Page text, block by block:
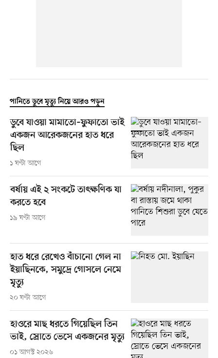
পানিতে ডুবে মৃত্যু নিয়ে আরও পড়ুন
ডুবে যাওয়া মামাতো–ফুফাতো ভাই
একজন আরেকজনের হাত ধরে
ছিল
১ ঘণ্টা আগে
বর্ষায় এই ২ সংকটে তাৎক্ষণিক যা
করতে হবে
১৯ ঘণ্টা আগে
হাত ধরে রেখেও বাঁচানো গেল না
ইয়াছিনকে, সমুদ্রে গোসলে নেমে
মৃত্যু
২০ ঘণ্টা আগে
হাওরে মাছ ধরতে গিয়েছিল তিন
ভাই, স্রোতে ভেসে একজনের মৃত্যু
০১ আগস্ট ২০২৬